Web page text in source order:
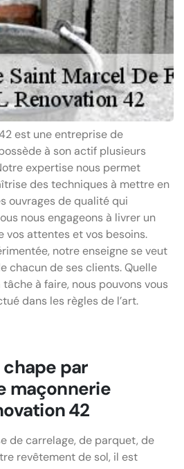
est une entreprise de
à son actif plusieurs
expertise nous permet
des techniques à mettre en
ouvrages de qualité qui
nous engageons à livrer un
vos attentes et vos besoins.
notre enseigne se veut
chacun de ses clients. Quelle
à faire, nous pouvons vous
dans les règles de l’art.
chape par
maçonnerie
42
de carrelage, de parquet, de
revêtement de sol, il est